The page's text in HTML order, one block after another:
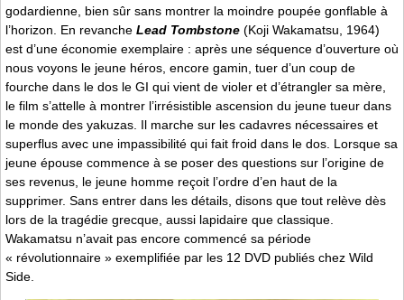
godardienne, bien sûr sans montrer la moindre poupée gonflable à
l’horizon. En revanche Lead Tombstone (Koji Wakamatsu, 1964)
est d’une économie exemplaire : après une séquence d’ouverture où
nous voyons le jeune héros, encore gamin, tuer d’un coup de
fourche dans le dos le GI qui vient de violer et d’étrangler sa mère,
le film s’attelle à montrer l’irrésistible ascension du jeune tueur dans
le monde des yakuzas. Il marche sur les cadavres nécessaires et
superflus avec une impassibilité qui fait froid dans le dos. Lorsque sa
jeune épouse commence à se poser des questions sur l’origine de
ses revenus, le jeune homme reçoit l’ordre d’en haut de la
supprimer. Sans entrer dans les détails, disons que tout relève dès
lors de la tragédie grecque, aussi lapidaire que classique.
Wakamatsu n’avait pas encore commencé sa période
« révolutionnaire » exemplifiée par les 12 DVD publiés chez Wild
Side.